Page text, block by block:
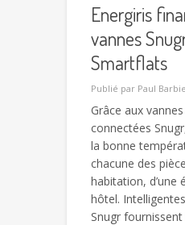
Energiris
vannes
Smartflats
Publié par Paul
Grâce aux
connectées
la bonne
chacune des
habitation, d’une
hôtel.
Snugr